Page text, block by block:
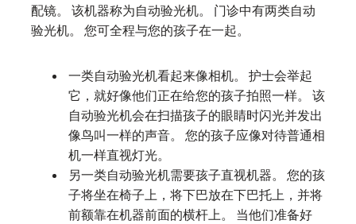
配镜。 该机器称为自动验光机。 门诊中有两类自动
验光机。 您可全程与您的孩子在一起。
一类自动验光机看起来像相机。 护士会举起
它，就好像他们正在给您的孩子拍照一样。 该
自动验光机会在扫描孩子的眼睛时闪光并发出
像鸟叫一样的声音。 您的孩子应像对待普通相
机一样直视灯光。
另一类自动验光机需要孩子直视机器。 您的孩
子将坐在椅子上，将下巴放在下巴托上，并将
前额靠在机器前面的横杆上。 当他们准备好